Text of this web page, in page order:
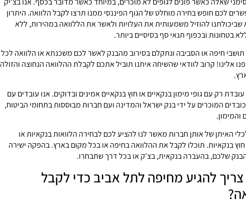
לכם חופש בחירה מוחלט של הגוף הפיננסי ממנו תרצו לקבל הלוואה. היתרון
שביכולתנו להוזיל משמעותית את העלויות ולאשר את הללוואה במהירות, ללא
בטחונות ובכפוף תנאי סף בסיסיים ביותר.
חיפה או הסביבה ונתקלם בסירוב מהבנק לאשר לכם משכנתא או הלוואה לכל
אלינו! קרוב לוודאי שהשיחה איתנו תוביל אתכם לקבלת ההלוואה הנחוצה והזולה
רק עם גופי מימון בנקאיים או חוץ בנקאיים אמינים ובדוקים. אנו עובדים עם
המוכרים על ידי בנק ישראל והמדינה ועם חברות מבוססות בתחומי הביטוח,
והמימון.
האיתן של אותן חברות מאשר לנו להציע לכם לבחירה הלוואות בנקאיות או
חוץ בנקאיות. תוכלו לקבל את ההלוואה בחיפה או בכל מקום בארץ. בהפקה ישירה
שלכם, בהעברה בנקאית, בצ'ק או בכל דרך שתבחרו.
להגיע מחיפה לתל אביב כדי לקבל